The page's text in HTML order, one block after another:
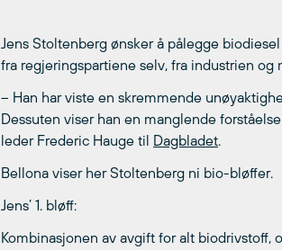
Jens Stoltenberg ønsker å pålegge
fra regjeringspartiene selv, fra industrien og
– Han har viste en skremmende
Dessuten viser han en manglende
leder Frederic Hauge til Dagbladet.
Bellona viser her Stoltenberg ni bio-bløffer.
Jens’ 1. bløff:
Kombinasjonen av avgift for alt